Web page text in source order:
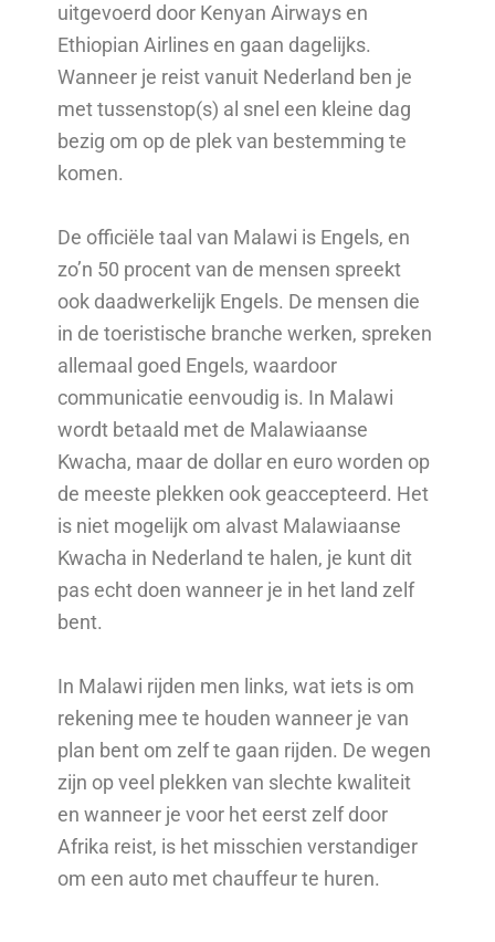
uitgevoerd door Kenyan Airways en
Ethiopian Airlines en gaan dagelijks.
Wanneer je reist vanuit Nederland ben je
met tussenstop(s) al snel een kleine dag
bezig om op de plek van bestemming te
komen.
De officiële taal van Malawi is Engels, en
zo’n 50 procent van de mensen spreekt
ook daadwerkelijk Engels. De mensen die
in de toeristische branche werken, spreken
allemaal goed Engels, waardoor
communicatie eenvoudig is. In Malawi
wordt betaald met de Malawiaanse
Kwacha, maar de dollar en euro worden op
de meeste plekken ook geaccepteerd. Het
is niet mogelijk om alvast Malawiaanse
Kwacha in Nederland te halen, je kunt dit
pas echt doen wanneer je in het land zelf
bent.
In Malawi rijden men links, wat iets is om
rekening mee te houden wanneer je van
plan bent om zelf te gaan rijden. De wegen
zijn op veel plekken van slechte kwaliteit
en wanneer je voor het eerst zelf door
Afrika reist, is het misschien verstandiger
om een auto met chauffeur te huren.